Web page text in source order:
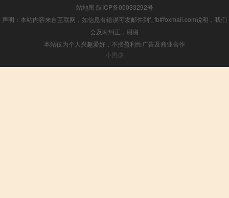
站地图 陕ICP备05033292号
声明：本站内容来自互联网，如信息有错误可发邮件到f_fb#foxmail.com说明，我们
会及时纠正，谢谢
本站仅为个人兴趣爱好，不接盈利性广告及商业合作
小男孩